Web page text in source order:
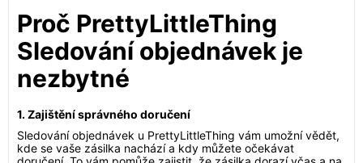
Proč PrettyLittleThing
Sledování objednávek je
nezbytné
1. Zajištění správného doručení
Sledování objednávek u PrettyLittleThing vám umožní vědět,
kde se vaše zásilka nachází a kdy můžete očekávat